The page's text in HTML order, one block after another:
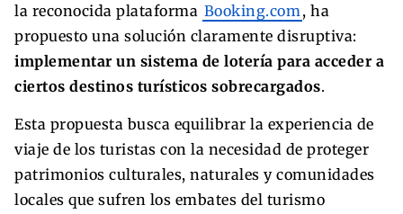
la reconocida plataforma Booking.com , ha
propuesto una solución claramente disruptiva:
implementar un sistema de lotería para acceder a
ciertos destinos turísticos sobrecargados.
Esta propuesta busca equilibrar la experiencia de
viaje de los turistas con la necesidad de proteger
patrimonios culturales, naturales y comunidades
locales que sufren los embates del turismo